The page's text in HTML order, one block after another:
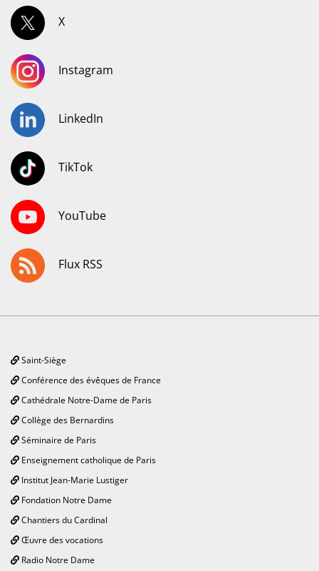
X
Instagram
LinkedIn
TikTok
YouTube
Flux RSS
Saint-Siège
Conférence des évêques de France
Cathédrale Notre-Dame de Paris
Collège des Bernardins
Séminaire de Paris
Enseignement catholique de Paris
Institut Jean-Marie Lustiger
Fondation Notre Dame
Chantiers du Cardinal
Œuvre des vocations
Radio Notre Dame